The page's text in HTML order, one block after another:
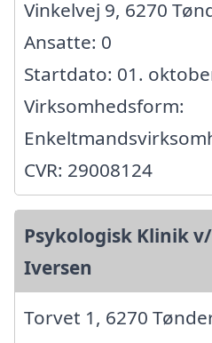
Vinkelvej 9, 6270
Ansatte: 0
Startdato: 01.
Virksomhedsform:
CVR: 29008124
Psykologisk Klinik
Iversen
Torvet 1, 6270